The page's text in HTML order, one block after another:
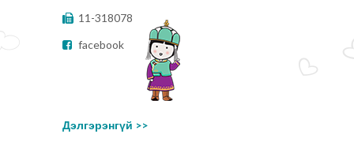
11-318078
facebook
Дэлгэрэнгүй >>